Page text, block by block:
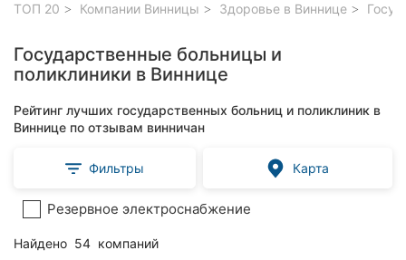
ТОП 20 Компании Винницы Здоровье в Виннице
Государственные больницы и
поликлиники в Виннице
Рейтинг лучших государственных больниц и поликлиник в
Виннице по отзывам винничан
Фильтры Карта
Резервное электроснабжение
Найдено 54 компаний